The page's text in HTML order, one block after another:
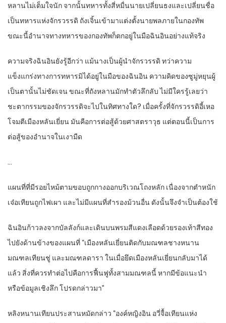
หลานไม่เต็มใจนัก จากนั้นทหารทั้งสี่หมื่นนายเปลี่ยนธงและเปลี่ยนชื่อ
เป็นทหารแห่งจักรวรรดิ ถังเจิ้นเข้ามาแต่งตั้งนายพลภายในกองทัพ
ขณะนี้อำนาจทางทหารของกองทัพก็ตกอยู่ในมือฉินอินอย่างแท้จริง
ความจริงฉินอินยังรู้อีกว่า แม้นางเป็นผู้นำจักรวรรดิ ทว่าความ
แข็งแกร่งทางการทหารมิได้อยู่ในมือของฉินอิน ความคิดของซูมู่หยุนผู้
เป็นตานั้นไม่ชัดเจน ขณะที่ถังหลานมักทำตัวลึกลับ ไม่มีใครรู้เลยว่า
ชะตากรรมของจักรวรรดิจะไปในทิศทางใด? เมื่อครั้งที่จักรวรรดิอี้เหอ
โจมตีเมืองหลันเยี่ยน มันคือการต่อสู้ด้วยศาสตราวุธ แต่ตอนนี้เป็นการ
ต่อสู้ของอำนาจในเงามืด
…
แผนที่ที่มีรอยไหม้ตามขอบถูกกางออกบริเวณโถงหลัก เนื่องจากตำหนัก
เจ๋อเทียนถูกไฟเผา และไม่มีแผนที่สำรองม้วนอื่น ดังนั้นจึงจำเป็นต้องใช้
ฉินอินก้าวลงจากบัลลังก์และเดินบนพรมสีแดงเลือดด้วยรองเท้าสีทอง
ไปยังด้านข้างของแผนที่ “เมืองหลันเยี่ยนติดกับมณฑลชางหนาน
มณฑลเทียนชู่ และมณฑลดารา ในเมื่อยึดเมืองหลันเยี่ยนกลับมาได้
แล้ว สิ่งที่ควรทำต่อไปคือการฟื้นฟูทั้งสามมณฑลนี้ หากมีข้อแนะนำ
หรือข้อมูลเชิงลึก โปรดกล่าวมา”
หลิงหนานเทียนประสานหมัดกล่าว “องค์หญิงอิน อวี่จื้อเทียนแห่ง